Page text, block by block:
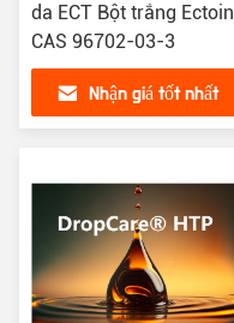
da ECT Bột trắng Ectoin
CAS 96702-03-3
Nhận giá tốt nhất